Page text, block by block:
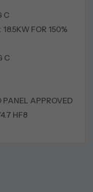
C
FOR 150%
C
APPROVED
HF8